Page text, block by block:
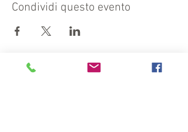
Condividi questo evento